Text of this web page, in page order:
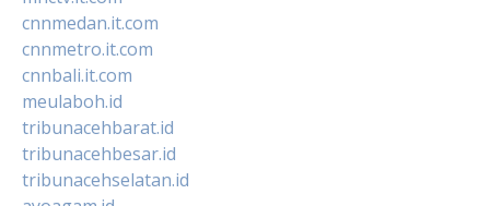
cnnmedan.it.com
cnnmetro.it.com
cnnbali.it.com
meulaboh.id
tribunacehbarat.id
tribunacehbesar.id
tribunacehselatan.id